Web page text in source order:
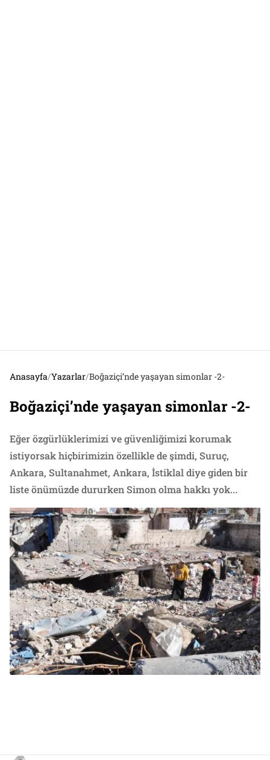
Anasayfa/Yazarlar/Boğaziçi’nde yaşayan simonlar -2-
Boğaziçi’nde yaşayan simonlar -2-
Eğer özgürlüklerimizi ve güvenliğimizi korumak
istiyorsak hiçbirimizin özellikle de şimdi, Suruç,
Ankara, Sultanahmet, Ankara, İstiklal diye giden bir
liste önümüzde dururken Simon olma hakkı yok...